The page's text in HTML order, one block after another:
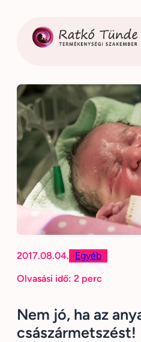
tartalomhoz
2017.08.04.
Egyéb
Olvasási idő: 2 perc
Nem jó, ha az
császármetszést!